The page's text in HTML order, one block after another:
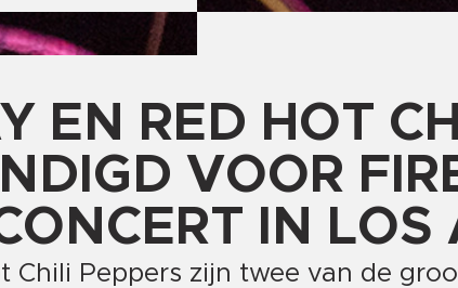
EN RED HOT
VOOR
IN LOS
Chili Peppers zijn twee van de